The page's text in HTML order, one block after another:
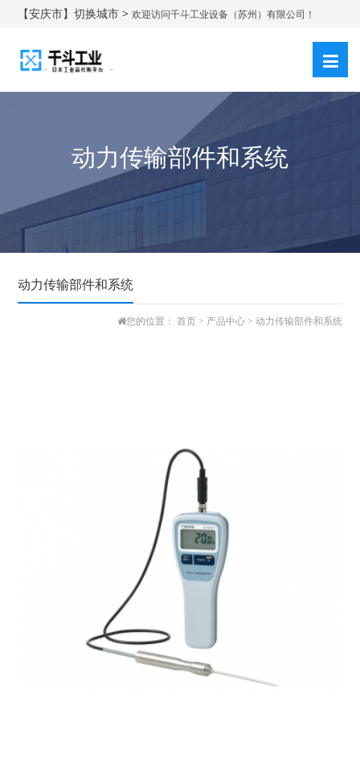
【安庆市】切换城市 >欢迎访问千斗工业设备（苏州）有限公司！
|注册
动力传输部件和系统
动力传输部件和系统
您的位置： 首页> 产品中心> 动力传输部件和系统